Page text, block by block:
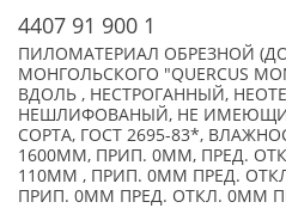
4407 91 900 1
ПИЛОМАТЕРИАЛ ОБРЕЗНОЙ
МОНГОЛЬСКОГО "QUERCUS
ВДОЛЬ , НЕСТРОГАННЫЙ,
НЕШЛИФОВАНЫЙ, НЕ
СОРТА, ГОСТ 2695-83*,
1600ММ, ПРИП. 0ММ, ПРЕД.
110ММ , ПРИП. 0ММ ПРЕД.
ПРИП. 0ММ ПРЕД. ОТКЛ. 0ММ